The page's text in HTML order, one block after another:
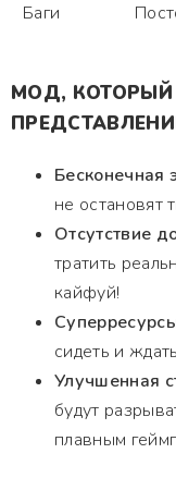
Баги
МОД, КОТОРЫЙ
Бесконечная
не остановят
Отсутствие
тратить
кайфуй!
сидеть и
Улучшенная
будут
плавным